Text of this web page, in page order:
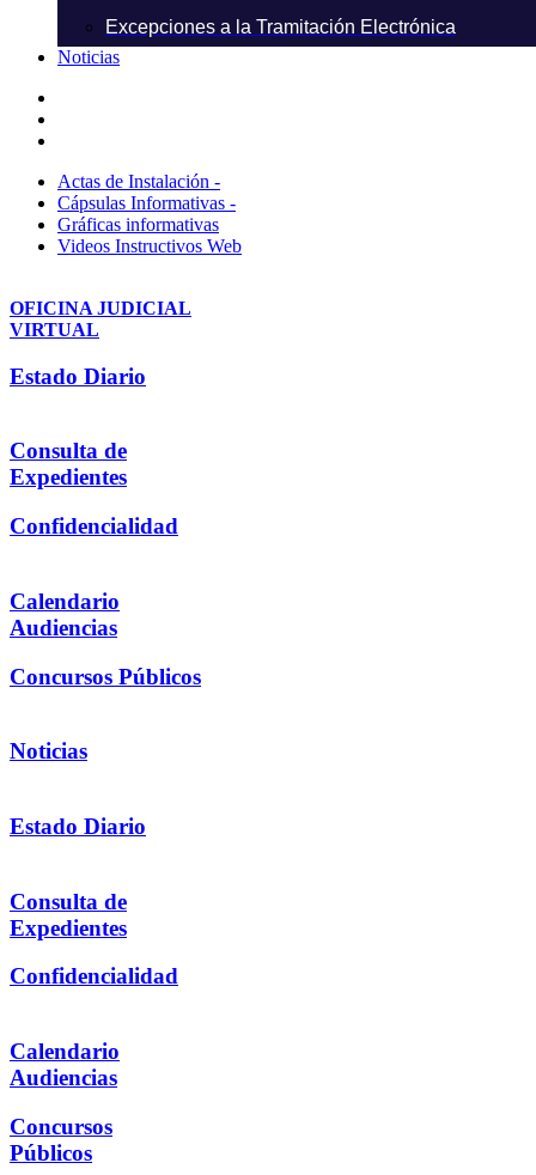
Excepciones a la Tramitación Electrónica
Noticias
Actas de Instalación -
Cápsulas Informativas -
Gráficas informativas
Videos Instructivos Web
OFICINA JUDICIAL
VIRTUAL
Estado Diario
Consulta de
Expedientes
Confidencialidad
Calendario
Audiencias
Concursos Públicos
Noticias
Estado Diario
Consulta de
Expedientes
Confidencialidad
Calendario
Audiencias
Concursos
Públicos